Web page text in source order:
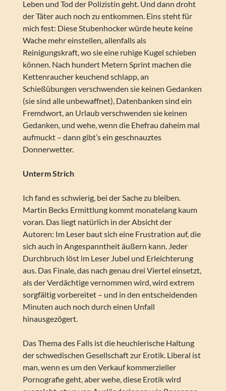
Leben und Tod der Polizistin geht. Und dann droht
der Täter auch noch zu entkommen. Eins steht für
mich fest: Diese Stubenhocker würde heute keine
Wache mehr einstellen, allenfalls als
Reinigungskraft, wo sie eine ruhige Kugel schieben
können. Nach hundert Metern Sprint machen die
Kettenraucher keuchend schlapp, an
Schießübungen verschwenden sie keinen Gedanken
(sie sind alle unbewaffnet), Datenbanken sind ein
Fremdwort, an Urlaub verschwenden sie keinen
Gedanken, und wehe, wenn die Ehefrau daheim mal
aufmuckt – dann gibt’s ein geschnauztes
Donnerwetter.
Unterm Strich
Ich fand es schwierig, bei der Sache zu bleiben.
Martin Becks Ermittlung kommt monatelang kaum
voran. Das liegt natürlich in der Absicht der
Autoren: Im Leser baut sich eine Frustration auf, die
sich auch in Angespanntheit äußern kann. Jeder
Durchbruch löst im Leser Jubel und Erleichterung
aus. Das Finale, das nach genau drei Viertel einsetzt,
als der Verdächtige vernommen wird, wird extrem
sorgfältig vorbereitet – und in den entscheidenden
Minuten auch noch durch einen Unfall
hinausgezögert.
Das Thema des Falls ist die heuchlerische Haltung
der schwedischen Gesellschaft zur Erotik. Liberal ist
man, wenn es um den Verkauf kommerzieller
Pornografie geht, aber wehe, diese Erotik wird